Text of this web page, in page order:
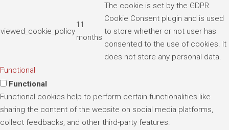
viewed_cookie_policy
11
months
The cookie is set by the GDPR
Cookie Consent plugin and is used
to store whether or not user has
consented to the use of cookies. It
does not store any personal data.
Functional
Functional
Functional cookies help to perform certain functionalities like
sharing the content of the website on social media platforms,
collect feedbacks, and other third-party features.